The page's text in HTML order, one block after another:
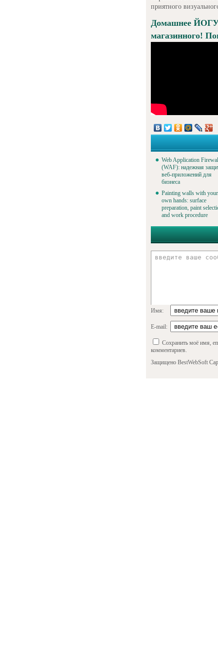
приятного
Домашнее
магазинного!
Web Application
(WAF): надежная
веб-приложений для
бизнеса
Painting walls with your
own hands: surface
preparation, paint
and work procedure
Имя:
E-mail:
Сохранить моё имя,
комментариев.
Защищено BestWebSoft